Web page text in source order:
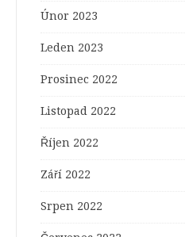
Únor 2023
Leden 2023
Prosinec 2022
Listopad 2022
Říjen 2022
Září 2022
Srpen 2022